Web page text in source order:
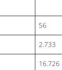
56
2.733
16.726